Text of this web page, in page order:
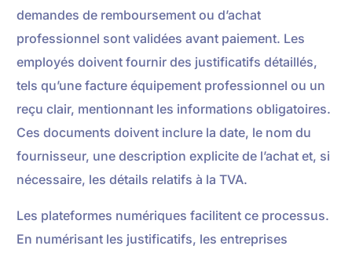
demandes de remboursement ou d’achat
professionnel sont validées avant paiement. Les
employés doivent fournir des justificatifs détaillés,
tels qu’une facture équipement professionnel ou un
reçu clair, mentionnant les informations obligatoires.
Ces documents doivent inclure la date, le nom du
fournisseur, une description explicite de l’achat et, si
nécessaire, les détails relatifs à la TVA.
Les plateformes numériques facilitent ce processus.
En numérisant les justificatifs, les entreprises